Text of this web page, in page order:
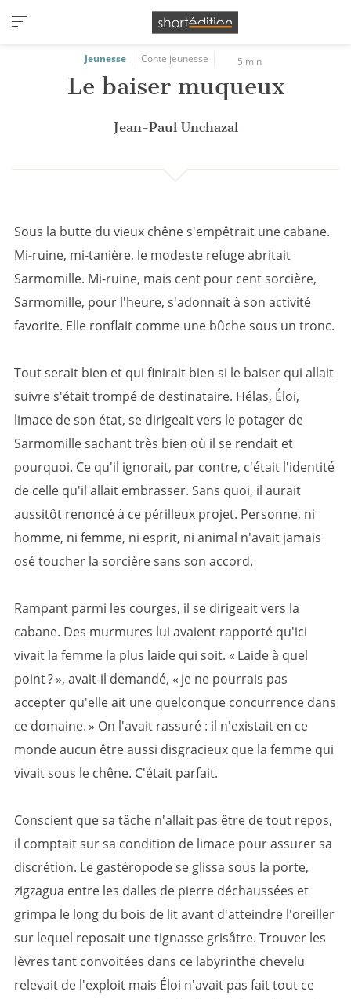
Panneau de gestion des cookies
Jeunesse Conte jeunesse 5 min
Le baiser muqueux
Jean-Paul Unchazal
Sous la butte du vieux chêne s'empêtrait une cabane.
Mi-ruine, mi-tanière, le modeste refuge abritait
Sarmomille. Mi-ruine, mais cent pour cent sorcière,
Sarmomille, pour l'heure, s'adonnait à son activité
favorite. Elle ronflait comme une bûche sous un tronc.
Tout serait bien et qui finirait bien si le baiser qui allait
suivre s'était trompé de destinataire. Hélas, Éloi,
limace de son état, se dirigeait vers le potager de
Sarmomille sachant très bien où il se rendait et
pourquoi. Ce qu'il ignorait, par contre, c'était l'identité
de celle qu'il allait embrasser. Sans quoi, il aurait
aussitôt renoncé à ce périlleux projet. Personne, ni
homme, ni femme, ni esprit, ni animal n'avait jamais
osé toucher la sorcière sans son accord.
Rampant parmi les courges, il se dirigeait vers la
cabane. Des murmures lui avaient rapporté qu'ici
vivait la femme la plus laide qui soit. « Laide à quel
point ? », avait-il demandé, « je ne pourrais pas
accepter qu'elle ait une quelconque concurrence dans
ce domaine. » On l'avait rassuré : il n'existait en ce
monde aucun être aussi disgracieux que la femme qui
vivait sous le chêne. C'était parfait.
Conscient que sa tâche n'allait pas être de tout repos,
il comptait sur sa condition de limace pour assurer sa
discrétion. Le gastéropode se glissa sous la porte,
zigzagua entre les dalles de pierre déchaussées et
grimpa le long du bois de lit avant d'atteindre l'oreiller
sur lequel reposait une tignasse grisâtre. Trouver les
lèvres tant convoitées dans ce labyrinthe chevelu
relevait de l'exploit mais Éloi n'avait pas fait tout ce